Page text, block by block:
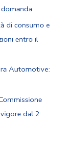
di consumo e
entro il
Automotive:
dal 2